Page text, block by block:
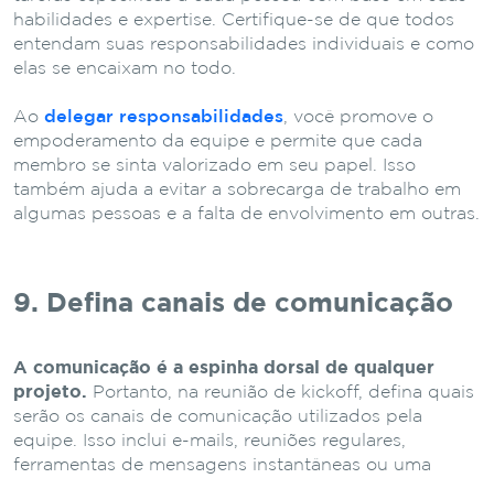
habilidades e expertise. Certifique-se de que todos
entendam suas responsabilidades individuais e como
elas se encaixam no todo.
Ao delegar responsabilidades , você promove o
empoderamento da equipe e permite que cada
membro se sinta valorizado em seu papel. Isso
também ajuda a evitar a sobrecarga de trabalho em
algumas pessoas e a falta de envolvimento em outras.
9. Defina canais de comunicação
A comunicação é a espinha dorsal de qualquer
projeto. Portanto, na reunião de kickoff, defina quais
serão os canais de comunicação utilizados pela
equipe. Isso inclui e-mails, reuniões regulares,
ferramentas de mensagens instantâneas ou uma